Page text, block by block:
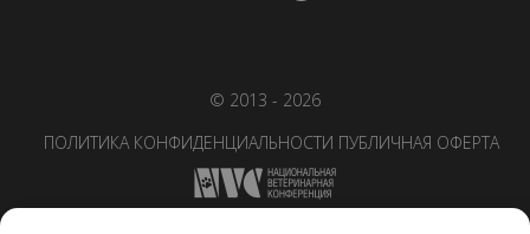
© 2013 - 2026
ПОЛИТИКА КОНФИДЕНЦИАЛЬНОСТИ ПУБЛИЧНАЯ ОФЕРТА